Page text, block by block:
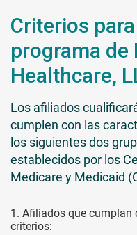
Criterios
programa de
Healthcare,
Los afiliados
cumplen con las
los siguientes dos
establecidos por los
Medicare y Medicaid
1. Afiliados que cumplan
criterios: